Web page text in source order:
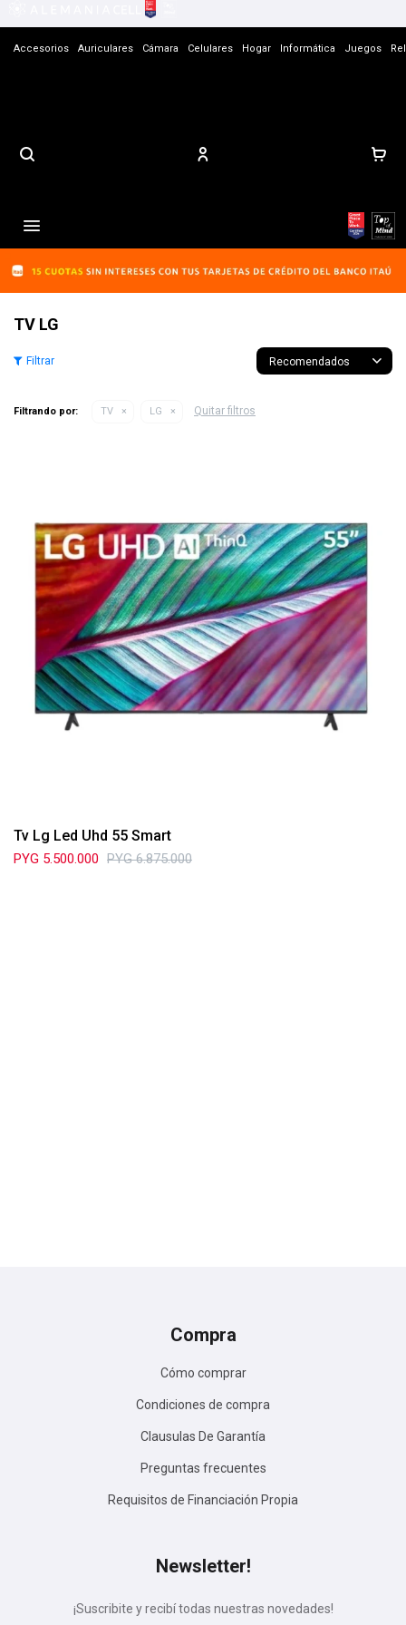
Accesorios Auriculares Cámara Celulares Hogar Informática Juegos

TV LG
Recomendados
Filtrando por: TV LG Quitar filtros
Tv Lg Led Uhd 55 Smart
PYG 5.500.000 PYG 6.875.000
Compra
Cómo comprar
Condiciones de compra
Clausulas De Garantía
Preguntas frecuentes
Requisitos de Financiación Propia
Newsletter!
¡Suscribite y recibí todas nuestras novedades!